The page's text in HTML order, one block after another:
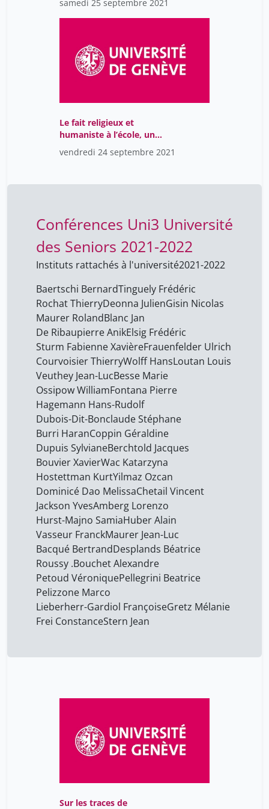
Marion Destra
Matthey Philippe
Maurer Roland
Nicolet Aurèle Nicolet
Odier Lorraine
Pelizzone Marco
Pellegrini Beatrice
Petoud Véronique 38
Rochat Thierry 38
Roussy .
Stern Jean 38
Sturm Fabienne Xavière 38
Vasseur Franck
Veuthey Jean-Luc
WAC Katarzyna
Wolff Hans
Yilmaz Ozcan
baertschi bernard
blanc jan
de ribaupierre anik
frauenfelder ulrich
giugni marco
tinguely frédéric
samedi 25 septembre 2021
Le fait religieux et
humaniste à l’école, une
responsabilité citoyenne
vendredi 24 septembre 2021
Conférences Uni3 Université
des Seniors 2021-2022
Instituts rattachés à l'université2021-2022
Baertschi BernardTinguely Frédéric
Rochat ThierryDeonna JulienGisin Nicolas
Maurer RolandBlanc Jan
De Ribaupierre AnikElsig Frédéric
Sturm Fabienne XavièreFrauenfelder Ulrich
Courvoisier ThierryWolff HansLoutan Louis
Veuthey Jean-LucBesse Marie
Ossipow WilliamFontana Pierre
Hagemann Hans-Rudolf
Dubois-Dit-Bonclaude Stéphane
Burri HaranCoppin Géraldine
Dupuis SylvianeBerchtold Jacques
Bouvier XavierWac Katarzyna
Hostettman KurtYilmaz Ozcan
Dominicé Dao MelissaChetail Vincent
Jackson YvesAmberg Lorenzo
Hurst-Majno SamiaHuber Alain
Vasseur FranckMaurer Jean-Luc
Bacqué BertrandDesplands Béatrice
Roussy .Bouchet Alexandre
Petoud VéroniquePellegrini Beatrice
Pelizzone Marco
Lieberherr-Gardiol FrançoiseGretz Mélanie
Frei ConstanceStern Jean
Sur les traces de